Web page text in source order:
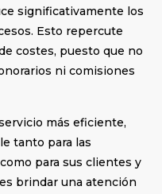
significativamente los
Esto repercute
costes, puesto que no
ni comisiones
más eficiente,
tanto para las
para sus clientes y
brindar una atención